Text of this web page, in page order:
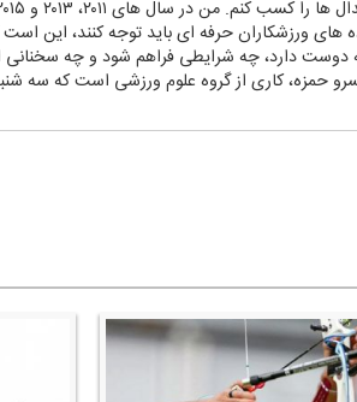
۲۰۱۳ و ۲۰۱۵ توانستم طلای قهرمانی آسیا را كسب كنم.
های ورزشكاران حرفه ای باید توجه كنند، این
دوست دارد، چه شرایطی فراهم شود و چه سخنانی